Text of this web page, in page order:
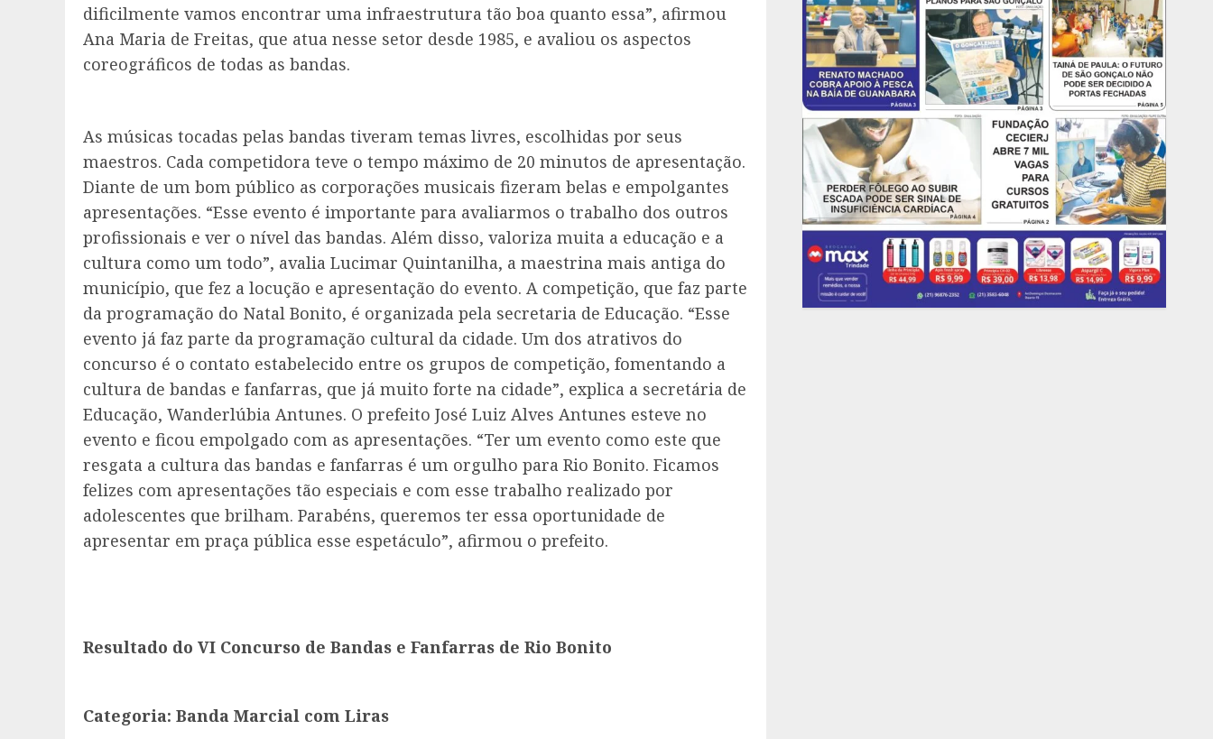
dificilmente vamos encontrar uma infraestrutura tão boa quanto essa”, afirmou
Ana Maria de Freitas, que atua nesse setor desde 1985, e avaliou os aspectos
coreográficos de todas as bandas.
As músicas tocadas pelas bandas tiveram temas livres, escolhidas por seus
maestros. Cada competidora teve o tempo máximo de 20 minutos de apresentação.
Diante de um bom público as corporações musicais fizeram belas e empolgantes
apresentações. “Esse evento é importante para avaliarmos o trabalho dos outros
profissionais e ver o nível das bandas. Além disso, valoriza muita a educação e a
cultura como um todo”, avalia Lucimar Quintanilha, a maestrina mais antiga do
município, que fez a locução e apresentação do evento. A competição, que faz parte
da programação do Natal Bonito, é organizada pela secretaria de Educação. “Esse
evento já faz parte da programação cultural da cidade. Um dos atrativos do
concurso é o contato estabelecido entre os grupos de competição, fomentando a
cultura de bandas e fanfarras, que já muito forte na cidade”, explica a secretária de
Educação, Wanderlúbia Antunes. O prefeito José Luiz Alves Antunes esteve no
evento e ficou empolgado com as apresentações. “Ter um evento como este que
resgata a cultura das bandas e fanfarras é um orgulho para Rio Bonito. Ficamos
felizes com apresentações tão especiais e com esse trabalho realizado por
adolescentes que brilham. Parabéns, queremos ter essa oportunidade de
apresentar em praça pública esse espetáculo”, afirmou o prefeito.
Resultado do VI Concurso de Bandas e Fanfarras de Rio Bonito
Categoria: Banda Marcial com Liras